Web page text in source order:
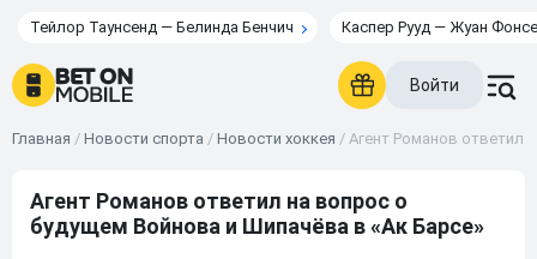
Тейлор Таунсенд — Белинда Бенчич Каспер Рууд — Жуан
Войти
Главная / Новости спорта / Новости хоккея / Агент Романов ответил
Агент Романов ответил на вопрос о
будущем Войнова и Шипачёва в «Ак Барсе»